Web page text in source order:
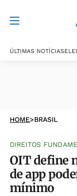
ÚLTIMAS NOTÍCIAS
HOME>BRASIL
DIREITOS
OIT define
de app
mínimo